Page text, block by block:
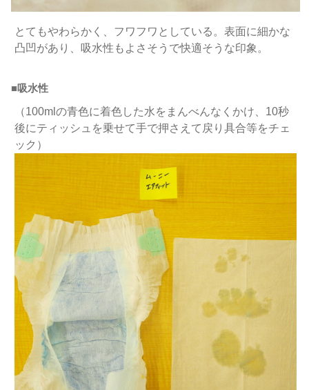
とてもやわらかく、フワフワとしている。表面に細かな
凸凹があり、吸水性もよさそうで快適そうな印象。
■吸水性
（100mlの青色に着色した水をまんべんなくかけ、10秒
後にティッシュを乗せて手で押さえて戻り具合等をチェ
ック）